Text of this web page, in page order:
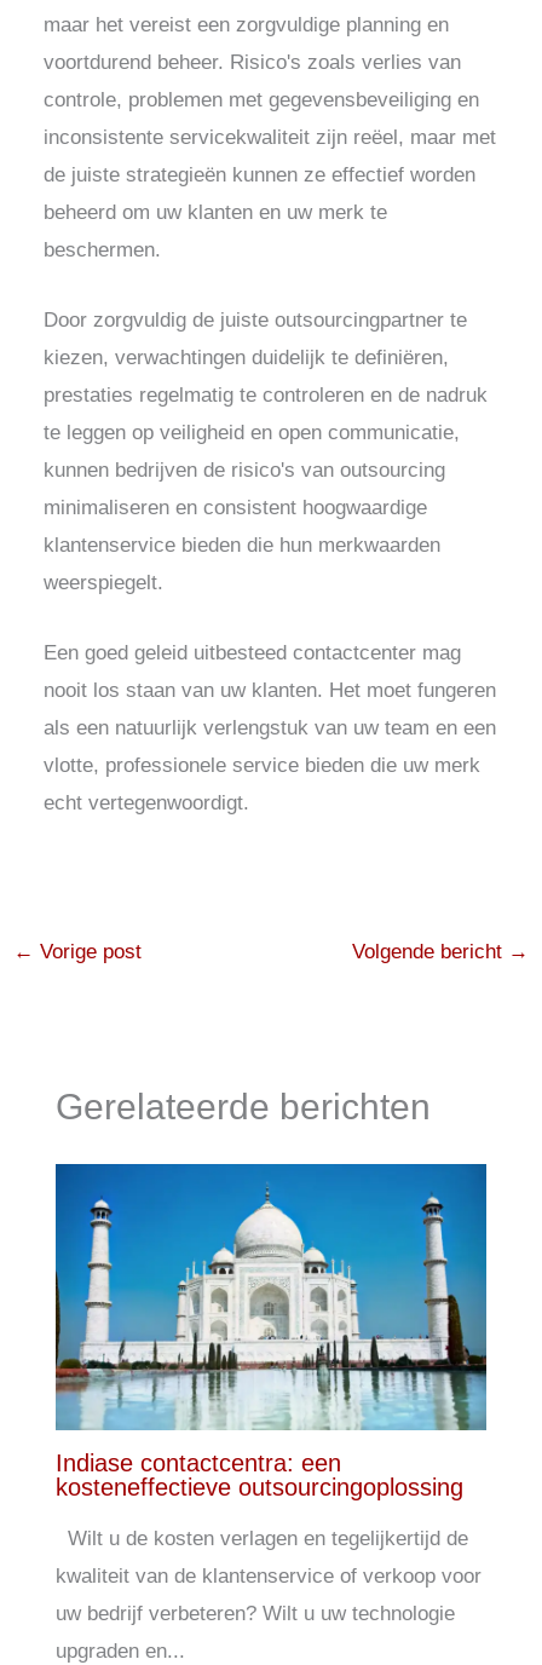
maar het vereist een zorgvuldige planning en
voortdurend beheer. Risico's zoals verlies van
controle, problemen met gegevensbeveiliging en
inconsistente servicekwaliteit zijn reëel, maar met
de juiste strategieën kunnen ze effectief worden
beheerd om uw klanten en uw merk te
beschermen.
Door zorgvuldig de juiste outsourcingpartner te
kiezen, verwachtingen duidelijk te definiëren,
prestaties regelmatig te controleren en de nadruk
te leggen op veiligheid en open communicatie,
kunnen bedrijven de risico's van outsourcing
minimaliseren en consistent hoogwaardige
klantenservice bieden die hun merkwaarden
weerspiegelt.
Een goed geleid uitbesteed contactcenter mag
nooit los staan van uw klanten. Het moet fungeren
als een natuurlijk verlengstuk van uw team en een
vlotte, professionele service bieden die uw merk
echt vertegenwoordigt.
← Vorige post Volgende bericht →
Gerelateerde berichten
Indiase contactcentra: een
kosteneffectieve outsourcingoplossing
Wilt u de kosten verlagen en tegelijkertijd de
kwaliteit van de klantenservice of verkoop voor
uw bedrijf verbeteren? Wilt u uw technologie
upgraden en...